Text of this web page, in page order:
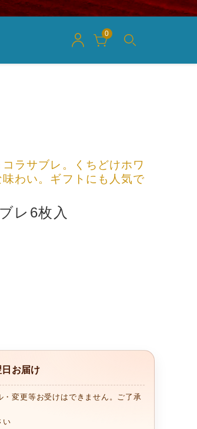
0
ラサブレ。くちどけホワ
わい。ギフトにも人気で
レ6枚入
お届け
変更等お受けはできません。ご了承
い